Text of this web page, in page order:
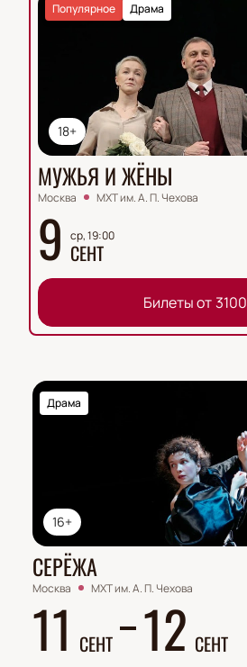
18+
Драма
Популярное
МУЖЬЯ И ЖЁНЫ
Москва МХТ им. А. П. Чехова
9 ср, 19:00
СЕНТ
Билеты от 3100
16+
Драма
СЕРЁЖА
Москва МХТ им. А. П. Чехова
11 СЕНТ 12 СЕНТ